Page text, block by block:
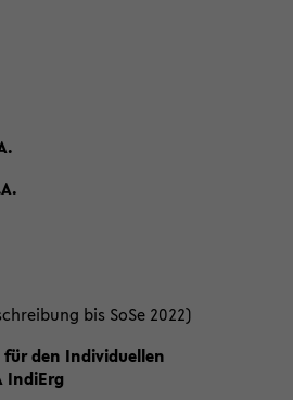
bis SoSe 2022)
für den Individuellen
IndiErg